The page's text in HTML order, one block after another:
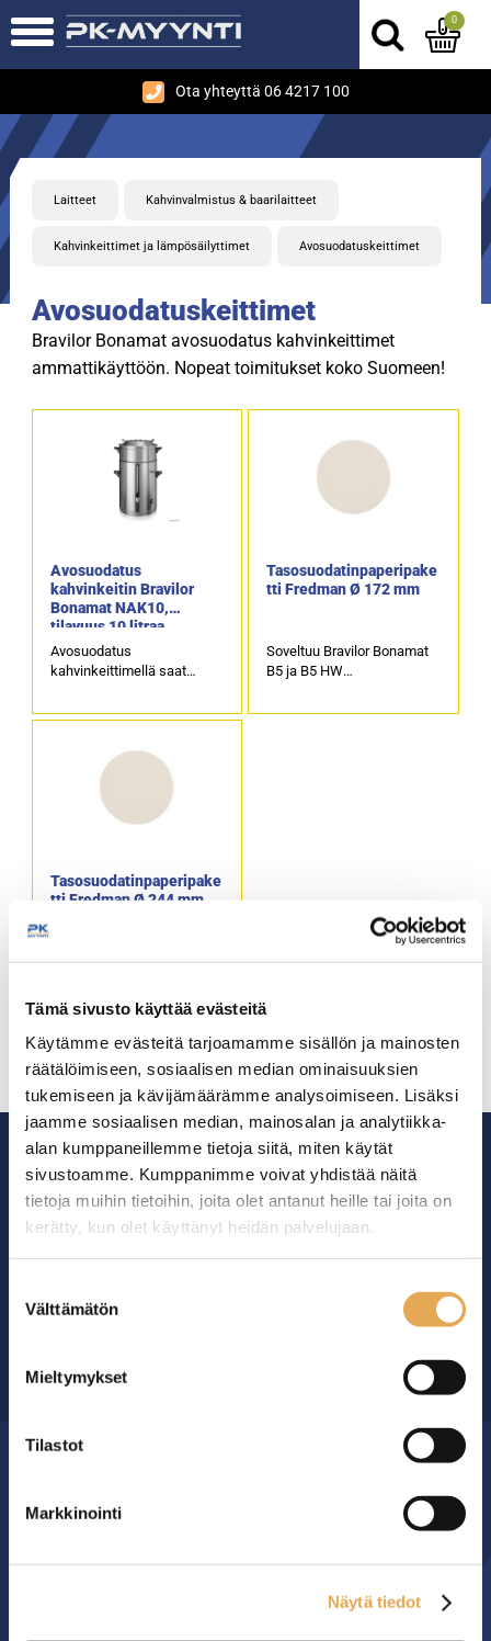
Tämä sivusto käyttää evästeitä
Käytämme evästeitä tarjoamamme sisällön ja mainosten
räätälöimiseen, sosiaalisen median ominaisuuksien
tukemiseen ja kävijämäärämme analysoimiseen. Lisäksi
jaamme sosiaalisen median, mainosalan ja analytiikka-
alan kumppaneillemme tietoja siitä, miten käytät
sivustoamme. Kumppanimme voivat yhdistää näitä
tietoja muihin tietoihin, joita olet antanut heille tai joita on
kerätty, kun olet käyttänyt heidän palvelujaan.
valinta
Välttämätön
Mieltymykset
Tilastot
Markkinointi
Näytä tiedot
Ota yhteyttä 06 4217 100
0
Laitteet Kahvinvalmistus & baarilaitteet
Kahvinkeittimet ja lämpösäilyttimet Avosuodatuskeittimet
Avosuodatuskeittimet
Bravilor Bonamat avosuodatus kahvinkeittimet
ammattikäyttöön. Nopeat toimitukset koko Suomeen!
Avosuodatus
kahvinkeitin Bravilor
Bonamat NAK10,
tilavuus 10 litraa
Avosuodatus
kahvinkeittimellä saat
valuttamalla
kuumaa vettä, sisällä
olevaa kahvijauhetta
Säiliön tilavuus on 10 litraa.
Tasosuodatinpaperipake
tti Fredman Ø 172 mm
Soveltuu Bravilor Bonamat
B5 ja B5 HW
NAK5 avosuodatus
Tasosuodatinpaperipake
tti Fredman Ø 244 mm
Soveltuu Bravilor Bonamat
säiliökahvinkeittimiin sekä
NAK10 avosuodatus
kahvinkeittimeen.
Paketissa on 500 kpl
tasosuodatinpapereita.
Tuotekoodi: 4669.
Ammattikeittiöiden asialla.